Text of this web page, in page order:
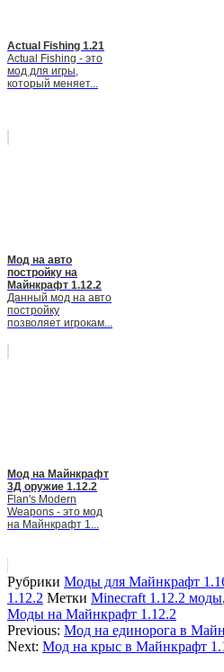
Actual Fishing 1.21
Actual Fishing - это
мод для игры,
который меняет...
Мод на авто
постройку на
Майнкрафт 1.12.2
Данный мод на авто
постройку
позволяет игрокам...
Мод на Майнкрафт
3Д оружие 1.12.2
Flan's Modern
Weapons - это мод
на Майнкрафт 1...
Рубрики Моды для Майнкрафт
1.12.2 Метки Minecraft 1.12.2 моды,
Моды на Майнкрафт 1.12.2
Previous: Мод на единорога в
Next: Мод на крыс в Майнкрафт